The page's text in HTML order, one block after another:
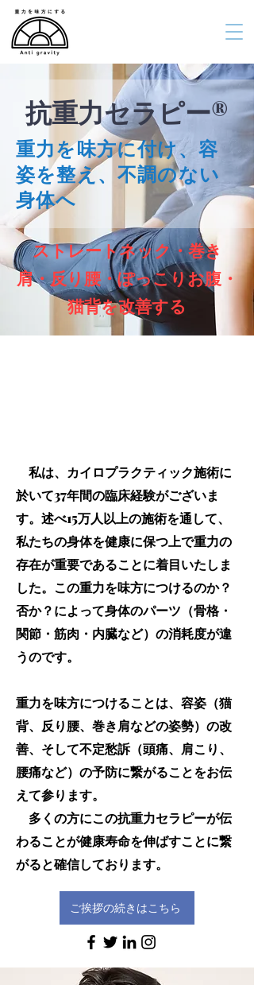
抗重力セラピー®️
重力を味方に付け、容
姿を整え、不調のない
身体へ
ストレートネック・巻き
肩・反り腰・ぽっこりお腹・
猫背を改善する
私は、カイロプラクティック施術に
於いて37年間の臨床経験がございま
す。述べ15万人以上の施術を通して、
私たちの身体を健康に保つ上で重力の
存在が重要であることに着目いたしま
した。この重力を味方につけるのか？
否か？によって身体のパーツ（骨格・
関節・筋肉・内臓など）の消耗度が違
うのです。
重力を味方につけることは、容姿（猫
背、反り腰、巻き肩などの姿勢）の改
善、そして不定愁訴（頭痛、肩こり、
腰痛など）の予防に繋がることをお伝
えて参ります。
多くの方にこの抗重力セラピーが伝
わることが健康寿命を伸ばすことに繋
がると確信しております。
ご挨拶の続きはこちら